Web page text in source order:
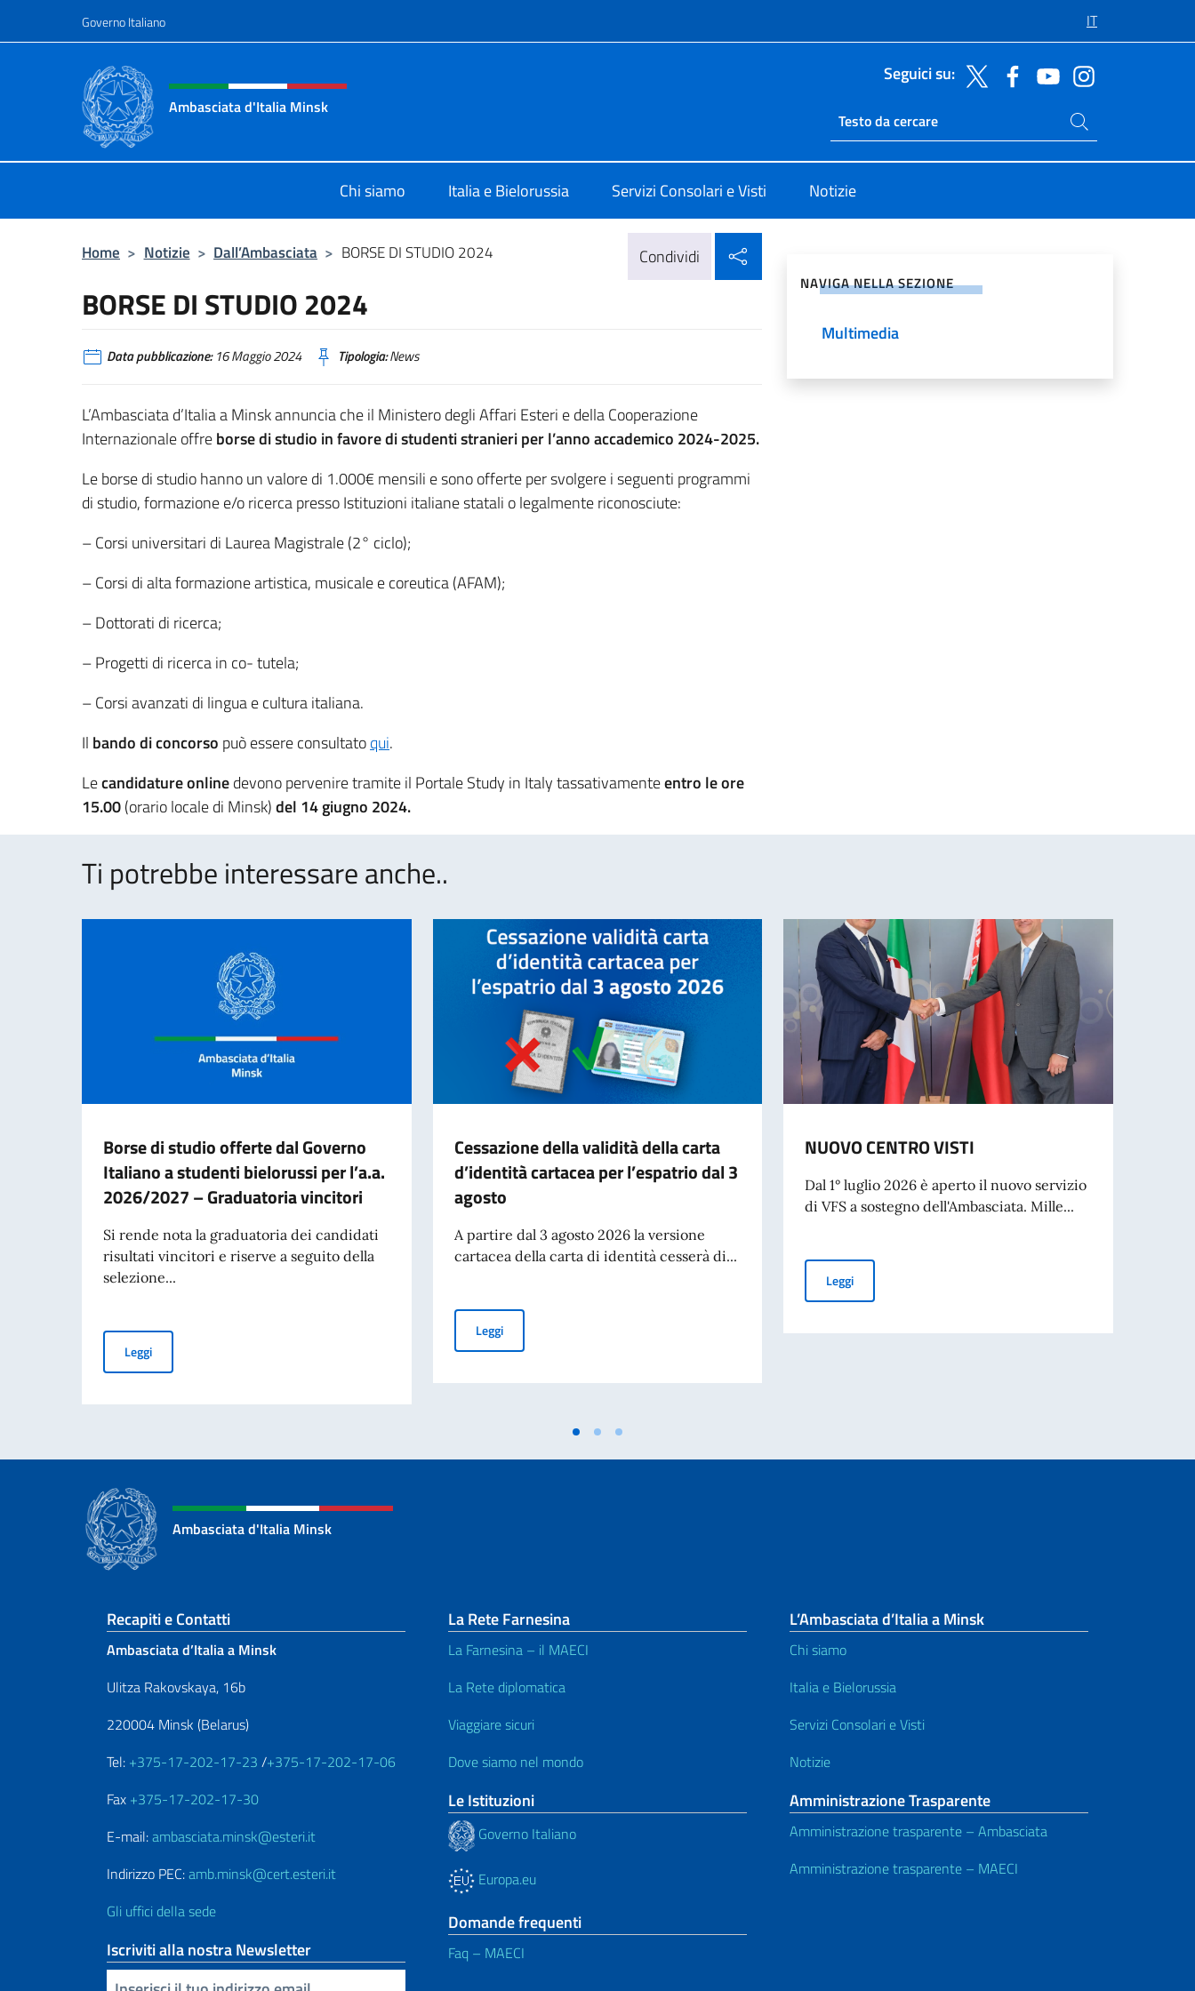
Governo Italiano IT
Intestazione sito, social e menù
Ambasciata d'Italia Minsk
Seguici su:
Ricerca sito live
Cerca nel sito
Chi siamo Italia e Bielorussia Servizi Consolari e Visti Notizie
Home > Notizie > Dall’Ambasciata > BORSE DI STUDIO 2024 Condividi
BORSE DI STUDIO 2024
Data pubblicazione:16 Maggio 2024 Tipologia:News
L’Ambasciata d’Italia a Minsk annuncia che il Ministero degli Affari Esteri e della Cooperazione
Internazionale offreborse di studio in favore di studenti stranieri per l’anno accademico 2024-2025.
Le borse di studio hanno un valore di 1.000€ mensili e sono offerte per svolgere i seguenti programmi
di studio, formazione e/o ricerca presso Istituzioni italiane statali o legalmente riconosciute:
– Corsi universitari di Laurea Magistrale (2° ciclo);
– Corsi di alta formazione artistica, musicale e coreutica (AFAM);
– Dottorati di ricerca;
– Progetti di ricerca in co- tutela;
– Corsi avanzati di lingua e cultura italiana.
Il bando di concorso può essere consultatoqui.
Lecandidature onlinedevono pervenire tramite il Portale Study in Italy tassativamenteentro le ore
15.00(orario locale di Minsk)del 14 giugno 2024.
NAVIGA NELLA SEZIONE
Multimedia
Ti potrebbe interessare anche..
Borse di studio offerte dal Governo
Italiano a studenti bielorussi per l’a.a.
2026/2027 – Graduatoria vincitori
Si rende nota la graduatoria dei candidati
risultati vincitori e riserve a seguito della
selezione...
LeggiBorse di studio offerte dal Governo Italiano a studenti bielorussi per l’a.a. 2026/2027 – Graduatoria vincitori
Cessazione della validità della carta
d’identità cartacea per l’espatrio dal 3
agosto
A partire dal 3 agosto 2026 la versione
cartacea della carta di identità cesserà di...
LeggiCessazione della validità della carta d’identità cartacea per l’espatrio dal 3 agosto
NUOVO CENTRO VISTI
Dal 1° luglio 2026 è aperto il nuovo servizio
di VFS a sostegno dell'Ambasciata. Mille...
LeggiNUOVO CENTRO VISTI
Ambasciata d'Italia Minsk
Sezione footer
Recapiti e Contatti
Ambasciata d’Italia a Minsk
Ulitza Rakovskaya, 16b
220004 Minsk (Belarus)
Tel: +375-17-202-17-23 /+375-17-202-17-06
Fax +375-17-202-17-30
E-mail:ambasciata.minsk@esteri.it
Indirizzo PEC:amb.minsk@cert.esteri.it
Gli uffici della sede
Iscriviti alla nostra Newsletter
La Rete Farnesina
La Farnesina – il MAECI
La Rete diplomatica
Viaggiare sicuri
Dove siamo nel mondo
Le Istituzioni
Governo Italiano
Europa.eu
Domande frequenti
Faq – MAECI
L’Ambasciata d’Italia a Minsk
Chi siamo
Italia e Bielorussia
Servizi Consolari e Visti
Notizie
Amministrazione Trasparente
Amministrazione trasparente – Ambasciata
Amministrazione trasparente – MAECI